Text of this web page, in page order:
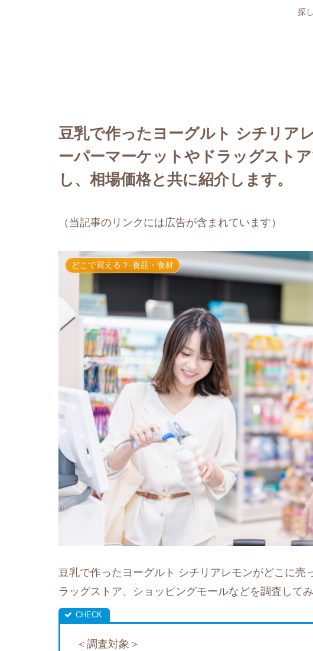
探
豆乳で作ったヨーグルト シチリア
ーパーマーケットやドラッグスト
し、相場価格と共に紹介します。
（当記事のリンクには広告が含まれています）
どこで買える？-食品・食材
豆乳で作ったヨーグルト シチリアレモンがどこに売
ラッグストア、ショッピングモールなどを調査してみ
＜調査対象＞